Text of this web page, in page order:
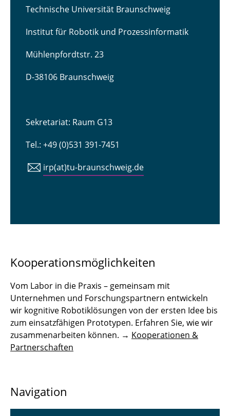
Technische Universität Braunschweig
Institut für Robotik und Prozessinformatik
Mühlenpfordtstr. 23
D-38106 Braunschweig
Sekretariat: Raum G13
Tel.: +49 (0)531 391-7451
irp(at)tu-braunschweig.de
Kooperationsmöglichkeiten
Vom Labor in die Praxis – gemeinsam mit
Unternehmen und Forschungspartnern entwickeln
wir kognitive Robotiklösungen von der ersten Idee bis
zum einsatzfähigen Prototypen. Erfahren Sie, wie wir
zusammenarbeiten können. → Kooperationen &
Partnerschaften
Navigation